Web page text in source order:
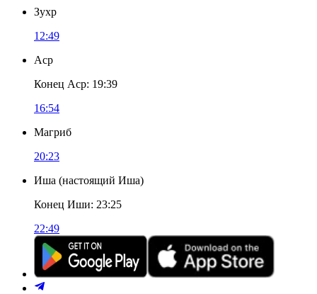
Зухр
12:49
Аср
Конец Аср: 19:39
16:54
Магриб
20:23
Иша (настоящий Иша)
Конец Иши: 23:25
22:49